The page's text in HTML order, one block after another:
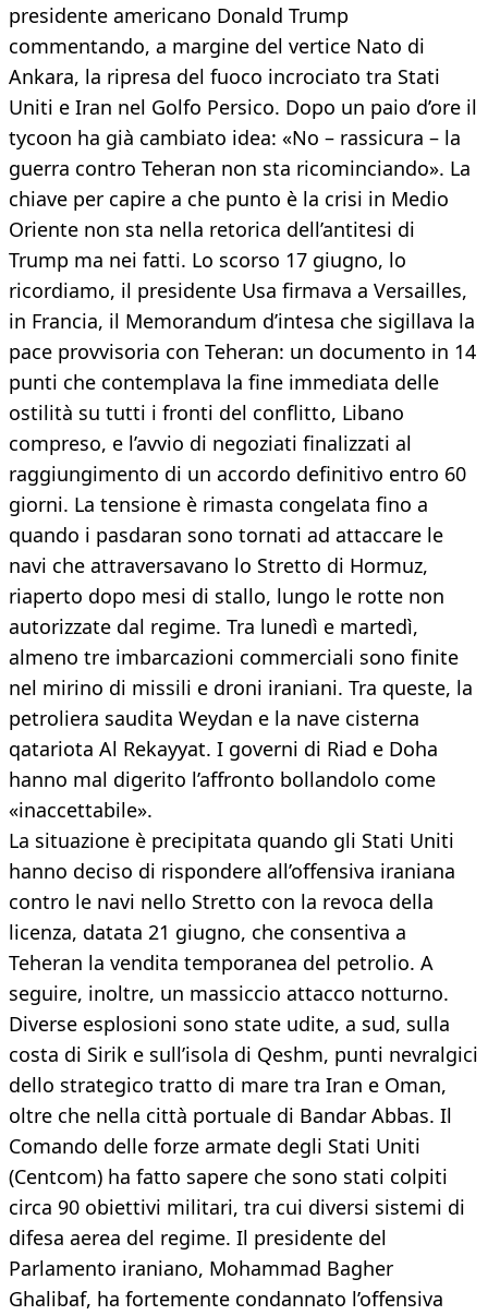
presidente americano Donald Trump
commentando, a margine del vertice Nato di
Ankara, la ripresa del fuoco incrociato tra Stati
Uniti e Iran nel Golfo Persico. Dopo un paio d’ore il
tycoon ha già cambiato idea: «No – rassicura – la
guerra contro Teheran non sta ricominciando». La
chiave per capire a che punto è la crisi in Medio
Oriente non sta nella retorica dell’antitesi di
Trump ma nei fatti. Lo scorso 17 giugno, lo
ricordiamo, il presidente Usa firmava a Versailles,
in Francia, il Memorandum d’intesa che sigillava la
pace provvisoria con Teheran: un documento in 14
punti che contemplava la fine immediata delle
ostilità su tutti i fronti del conflitto, Libano
compreso, e l’avvio di negoziati finalizzati al
raggiungimento di un accordo definitivo entro 60
giorni. La tensione è rimasta congelata fino a
quando i pasdaran sono tornati ad attaccare le
navi che attraversavano lo Stretto di Hormuz,
riaperto dopo mesi di stallo, lungo le rotte non
autorizzate dal regime. Tra lunedì e martedì,
almeno tre imbarcazioni commerciali sono finite
nel mirino di missili e droni iraniani. Tra queste, la
petroliera saudita Weydan e la nave cisterna
qatariota Al Rekayyat. I governi di Riad e Doha
hanno mal digerito l’affronto bollandolo come
«inaccettabile».
La situazione è precipitata quando gli Stati Uniti
hanno deciso di rispondere all’offensiva iraniana
contro le navi nello Stretto con la revoca della
licenza, datata 21 giugno, che consentiva a
Teheran la vendita temporanea del petrolio. A
seguire, inoltre, un massiccio attacco notturno.
Diverse esplosioni sono state udite, a sud, sulla
costa di Sirik e sull’isola di Qeshm, punti nevralgici
dello strategico tratto di mare tra Iran e Oman,
oltre che nella città portuale di Bandar Abbas. Il
Comando delle forze armate degli Stati Uniti
(Centcom) ha fatto sapere che sono stati colpiti
circa 90 obiettivi militari, tra cui diversi sistemi di
difesa aerea del regime. Il presidente del
Parlamento iraniano, Mohammad Bagher
Ghalibaf, ha fortemente condannato l’offensiva